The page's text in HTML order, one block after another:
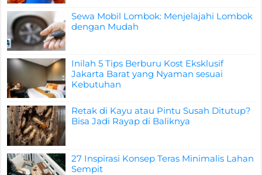
Sewa Mobil Lombok: Menjelajahi Lombok
dengan Mudah
Inilah 5 Tips Berburu Kost Eksklusif
Jakarta Barat yang Nyaman sesuai
Kebutuhan
Retak di Kayu atau Pintu Susah Ditutup?
Bisa Jadi Rayap di Baliknya
27 Inspirasi Konsep Teras Minimalis Lahan
Sempit